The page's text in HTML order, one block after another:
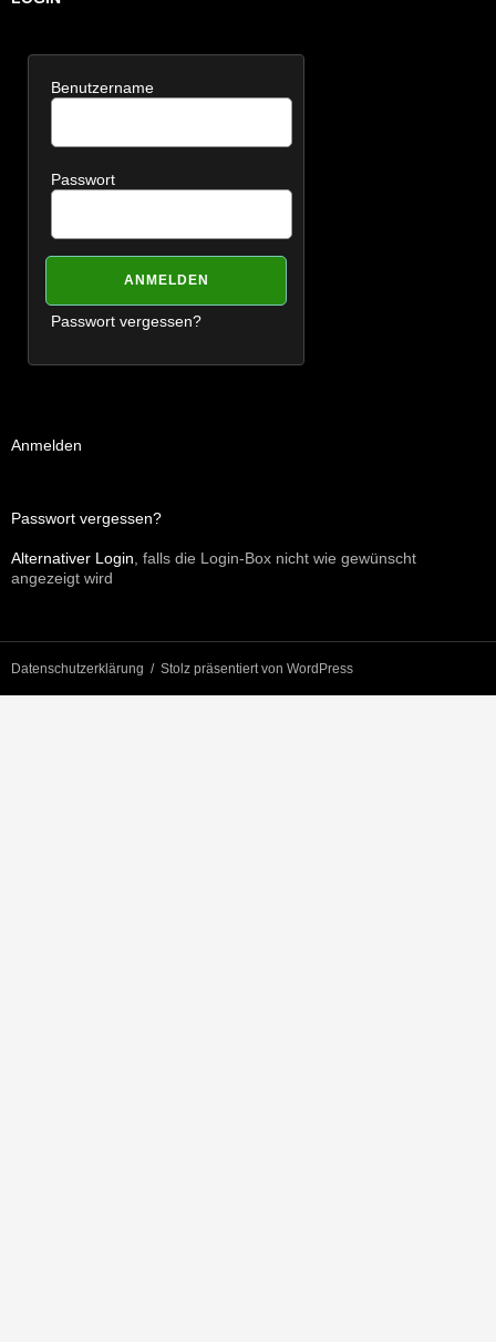
Benutzername
Passwort
Passwort vergessen?
Anmelden
Passwort vergessen?
Alternativer Login , falls die Login-Box nicht wie gewünscht
angezeigt wird
Datenschutzerklärung Stolz präsentiert von WordPress